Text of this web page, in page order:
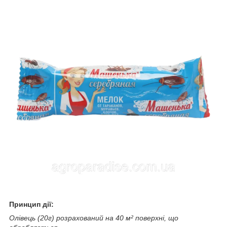
Принцип дії:
Олівець (20г) розрахований на 40 м² поверхні, що